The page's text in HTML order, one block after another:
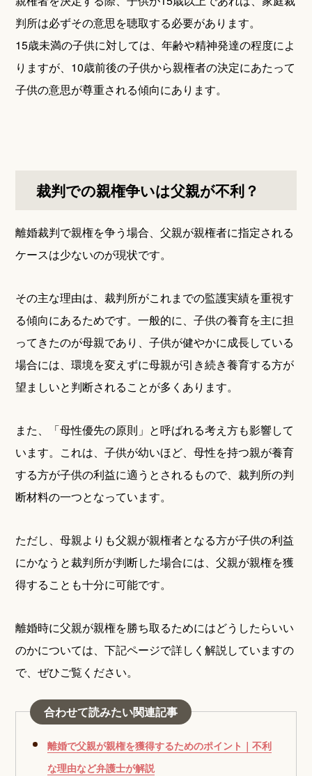
判所は必ずその意思を聴取する必要があります。
15歳未満の子供に対しては、年齢や精神発達の程度によ
りますが、10歳前後の子供から親権者の決定にあたって
子供の意思が尊重される傾向にあります。
裁判での親権争いは父親が不利？
離婚裁判で親権を争う場合、父親が親権者に指定される
ケースは少ないのが現状です。
その主な理由は、裁判所がこれまでの監護実績を重視す
る傾向にあるためです。一般的に、子供の養育を主に担
ってきたのが母親であり、子供が健やかに成長している
場合には、環境を変えずに母親が引き続き養育する方が
望ましいと判断されることが多くあります。
また、「母性優先の原則」と呼ばれる考え方も影響して
います。これは、子供が幼いほど、母性を持つ親が養育
する方が子供の利益に適うとされるもので、裁判所の判
断材料の一つとなっています。
ただし、母親よりも父親が親権者となる方が子供の利益
にかなうと裁判所が判断した場合には、父親が親権を獲
得することも十分に可能です。
離婚時に父親が親権を勝ち取るためにはどうしたらいい
のかについては、下記ページで詳しく解説していますの
で、ぜひご覧ください。
合わせて読みたい関連記事
離婚で父親が親権を獲得するためのポイント｜不利
な理由など弁護士が解説